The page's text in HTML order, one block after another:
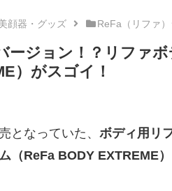
顔器・グッズ ReFa（リファ
ージョン！？リファ
）がスゴイ！
となっていた、 ボディ用リ
（ReFa BODY EXTREME）